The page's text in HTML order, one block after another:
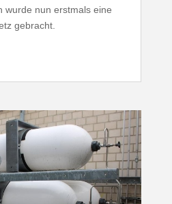
wurde nun erstmals eine
gebracht.